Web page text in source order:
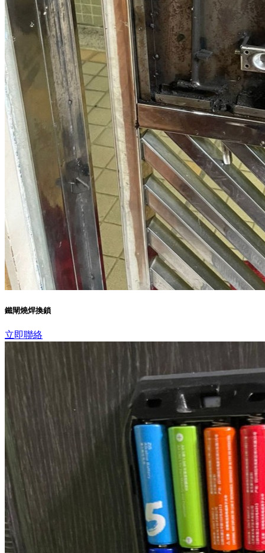
鐵閘燒焊換鎖
立即聯絡